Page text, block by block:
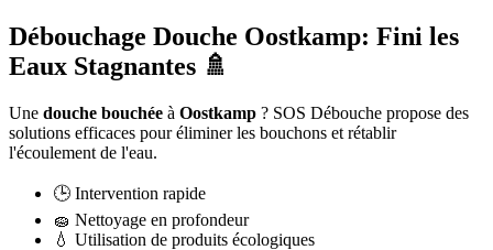
Débouchage Douche Oostkamp: Fini les
Eaux Stagnantes 🚿
Une douche bouchée à Oostkamp ? SOS Débouche propose des
solutions efficaces pour éliminer les bouchons et rétablir
l'écoulement de l'eau.
🕒 Intervention rapide
🧽 Nettoyage en profondeur
💧 Utilisation de produits écologiques